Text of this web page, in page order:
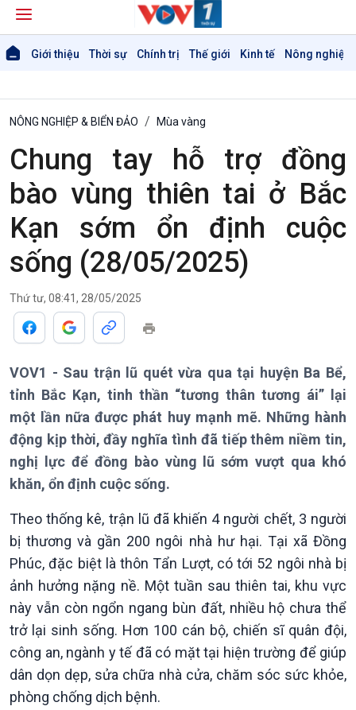
Giới thiệu Thời sự Chính trị Thế giới Kinh tế Nông nghiệp
Giới thiệu
Thời sự 18h
Thời sự 21h30
Bản tin
Chuyên mục
Theo dòng Thời sự
Chính trị
Tin Chính trị
Chính phủ với người dân
Quốc hội với cử tri
Xây dựng đảng
Thế giới
Tin thế giới
Vấn đề quốc tế
Hồ sơ sự kiện quốc tế
NÔNG NGHIỆP & BIỂN ĐẢO Mùa vàng
Chung tay hỗ trợ đồng
bào vùng thiên tai ở Bắc
Kạn sớm ổn định cuộc
sống (28/05/2025)
Thứ tư, 08:41, 28/05/2025
VOV1 - Sau trận lũ quét vừa qua tại huyện Ba Bể,
tỉnh Bắc Kạn, tinh thần “tương thân tương ái” lại
một lần nữa được phát huy mạnh mẽ. Những hành
động kịp thời, đầy nghĩa tình đã tiếp thêm niềm tin,
nghị lực để đồng bào vùng lũ sớm vượt qua khó
khăn, ổn định cuộc sống.
Theo thống kê, trận lũ đã khiến 4 người chết, 3 người
bị thương và gần 200 ngôi nhà hư hại. Tại xã Đồng
Phúc, đặc biệt là thôn Tẩn Lượt, có tới 52 ngôi nhà bị
ảnh hưởng nặng nề. Một tuần sau thiên tai, khu vực
này vẫn còn ngổn ngang bùn đất, nhiều hộ chưa thể
trở lại sinh sống. Hơn 100 cán bộ, chiến sĩ quân đội,
công an, ngành y tế đã có mặt tại hiện trường để giúp
dân dọn dẹp, sửa chữa nhà cửa, chăm sóc sức khỏe,
phòng chống dịch bệnh.